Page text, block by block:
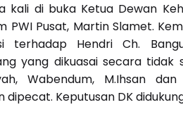
kali di buka Ketua Dewan
PWI Pusat, Martin Slamet.
terhadap Hendri Ch.
yang dikuasai secara tidak
Wabendum, M.Ihsan
Keputusan DK